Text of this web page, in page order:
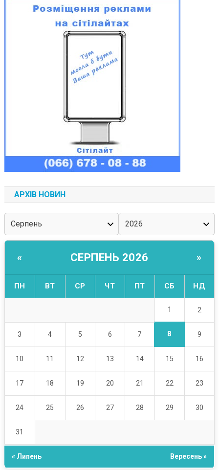
АРХІВ НОВИН
« СЕРПЕНЬ 2026 »
ПН ВТ СР ЧТ ПТ СБ НД
1 2
3 4 5 6 7 8 9
10 11 12 13 14 15 16
17 18 19 20 21 22 23
24 25 26 27 28 29 30
31
« Липень Вересень »